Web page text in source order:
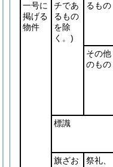
一号に
掲げる
物件
チであ
るもの
を除
く。)
るもの
その他
のもの
標識
旗ざお
祭礼、